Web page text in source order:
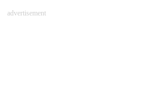
advertisement